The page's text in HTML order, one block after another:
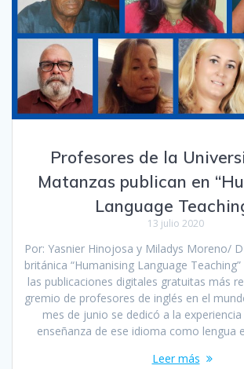
Profesores de la
Matanzas publican en
Language
13 julio 2020
Por: Yasnier Hinojosa y Miladys Moreno/
británica “Humanising Language
las publicaciones digitales gratuitas más
gremio de profesores de inglés en el
mes de junio se dedicó a la
enseñanza de ese idioma como lengua
Leer más